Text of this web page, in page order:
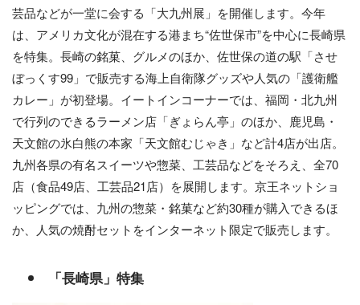
芸品などが一堂に会する「大九州展」を開催します。今年
は、アメリカ文化が混在する港まち“佐世保市”を中心に長崎県
を特集。長崎の銘菓、グルメのほか、佐世保の道の駅「させ
ぼっくす99」で販売する海上自衛隊グッズや人気の「護衛艦
カレー」が初登場。イートインコーナーでは、福岡・北九州
で行列のできるラーメン店「ぎょらん亭」のほか、鹿児島・
天文館の氷白熊の本家「天文館むじゃき」など計4店が出店。
九州各県の有名スイーツや惣菜、工芸品などをそろえ、全70
店（食品49店、工芸品21店）を展開します。京王ネットショ
ッピングでは、九州の惣菜・銘菓など約30種が購入できるほ
か、人気の焼酎セットをインターネット限定で販売します。
「長崎県」特集